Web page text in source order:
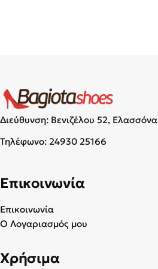
Διεύθυνση: Βενιζέλου 52, Ελασσόνα
Τηλέφωνο: 24930 25166
Επικοινωνία
Επικοινωνία
Ο Λογαριασμός μου
Χρήσιμα